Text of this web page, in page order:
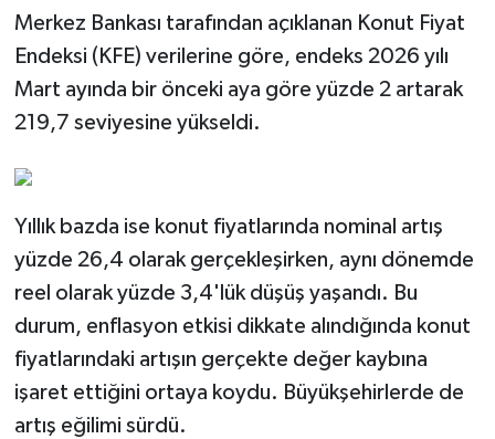
Merkez Bankası tarafından açıklanan Konut Fiyat
Endeksi (KFE) verilerine göre, endeks 2026 yılı
Mart ayında bir önceki aya göre yüzde 2 artarak
219,7 seviyesine yükseldi.
Yıllık bazda ise konut fiyatlarında nominal artış
yüzde 26,4 olarak gerçekleşirken, aynı dönemde
reel olarak yüzde 3,4'lük düşüş yaşandı. Bu
durum, enflasyon etkisi dikkate alındığında konut
fiyatlarındaki artışın gerçekte değer kaybına
işaret ettiğini ortaya koydu. Büyükşehirlerde de
artış eğilimi sürdü.